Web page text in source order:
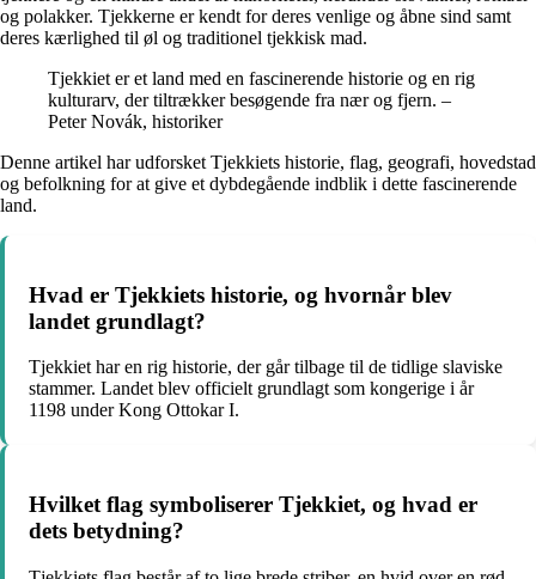
og polakker. Tjekkerne er kendt for deres venlige og åbne sind samt
deres kærlighed til øl og traditionel tjekkisk mad.
Tjekkiet er et land med en fascinerende historie og en rig
kulturarv, der tiltrækker besøgende fra nær og fjern. –
Peter Novák, historiker
Denne artikel har udforsket Tjekkiets historie, flag, geografi, hovedstad
og befolkning for at give et dybdegående indblik i dette fascinerende
land.
Hvad er Tjekkiets historie, og hvornår blev
landet grundlagt?
Tjekkiet har en rig historie, der går tilbage til de tidlige slaviske
stammer. Landet blev officielt grundlagt som kongerige i år
1198 under Kong Ottokar I.
Hvilket flag symboliserer Tjekkiet, og hvad er
dets betydning?